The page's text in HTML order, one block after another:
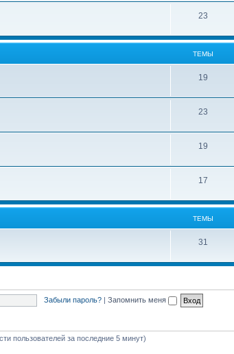
23
ТЕМЫ
19
23
19
17
ТЕМЫ
31
Забыли пароль? | Запомнить меня
пользователей за последние 5 минут)